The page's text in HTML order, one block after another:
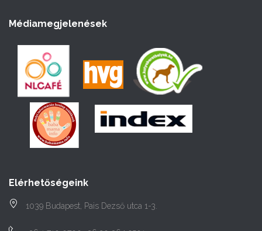
Médiamegjelenések
Elérhetőségeink
1039 Budapest, Pais Dezső utca 1-3.